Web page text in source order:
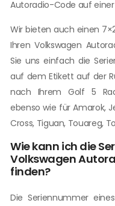
Autoradio-Code auf
Wir bieten auch einen
Ihren Volkswagen
Sie uns einfach die
auf dem Etikett auf der
nach Ihrem Golf 5
ebenso wie für Amarok,
Cross, Tiguan, Touareg,
Wie kann ich die
Volkswagen
finden?
Die Seriennummer